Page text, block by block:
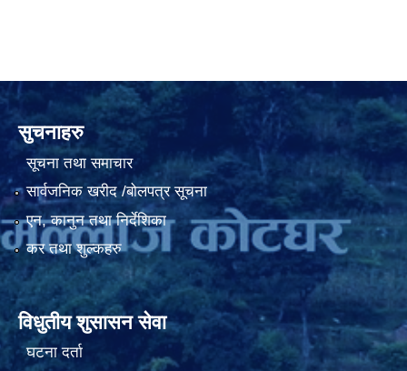
नियमित खाेप केन्द्र विवरण
सुचनाहरु
सूचना तथा समाचार
सार्वजनिक खरीद /बोलपत्र सूचना
एन, कानुन तथा निर्देशिका
कर तथा शुल्कहरु
विधुतीय शुसासन सेवा
घटना दर्ता